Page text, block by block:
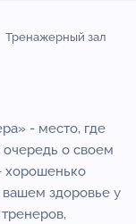
Тренажерный зал
- место, где
о своем
хорошенько
вашем здоровье у